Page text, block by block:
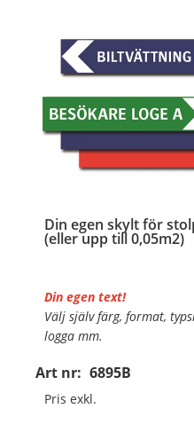
Din egen skylt för
(eller upp till 0,05m2)
Art nr: 6895B
Din egen text!
Välj själv färg, format,
logga mm.
Material:Kantvikt
Mått:500x100mm (eller
Pris exkl.